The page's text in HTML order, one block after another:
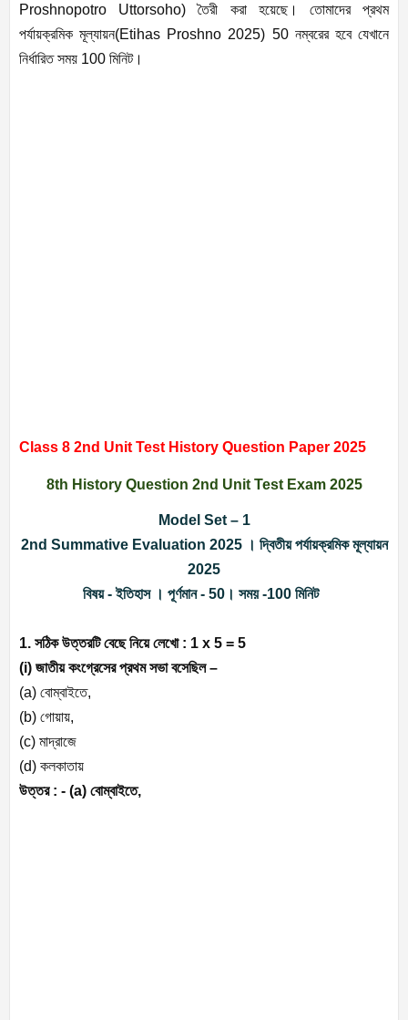
Proshnopotro Uttorsoho) তৈরী করা হয়েছে। তোমাদের প্রথম
পর্যায়ক্রমিক মূল্যায়ন(Etihas Proshno 2025) 50 নম্বরের হবে যেখানে
নির্ধারিত সময় 100 মিনিট।
Class 8 2nd Unit Test History Question Paper 2025
8th History Question 2nd Unit Test Exam 2025
Model Set – 1
2nd Summative Evaluation 2025 । দ্বিতীয়পর্যায়ক্রমিক মূল্যায়ন
2025
বিষয় - ইতিহাস । পূর্ণমান - 50। সময় -100 মিনিট
1. সঠিক উত্তরটি বেছে নিয়ে লেখো : 1 x 5 = 5
(i) জাতীয় কংগ্রেসের প্রথম সভা বসেছিল –
(a) বোম্বাইতে,
(b) গোয়ায়,
(c) মাদ্রাজে
(d) কলকাতায়
উত্তর : - (a) বোম্বাইতে,